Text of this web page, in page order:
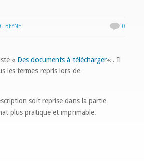
BEYNE 0
« Des documents à télécharger« . Il
les termes repris lors de
soit reprise dans la partie
plus pratique et imprimable.